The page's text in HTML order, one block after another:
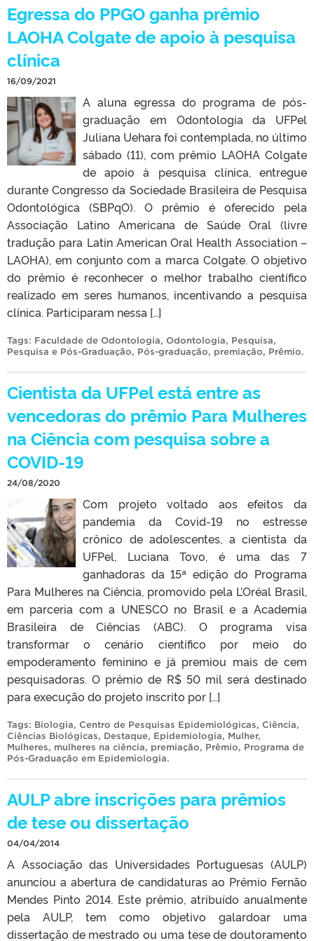
Egressa do PPGO ganha prêmio
LAOHA Colgate de apoio à pesquisa
clínica
16/09/2021
A aluna egressa do programa de pós-
graduação em Odontologia da UFPel
Juliana Uehara foi contemplada, no último
sábado (11), com prêmio LAOHA Colgate
de apoio à pesquisa clínica, entregue
durante Congresso da Sociedade Brasileira de Pesquisa
Odontológica (SBPqO). O prêmio é oferecido pela
Associação Latino Americana de Saúde Oral (livre
tradução para Latin American Oral Health Association –
LAOHA), em conjunto com a marca Colgate. O objetivo
do prêmio é reconhecer o melhor trabalho científico
realizado em seres humanos, incentivando a pesquisa
clínica. Participaram nessa […]
Tags: Faculdade de Odontologia, Odontologia, Pesquisa,
Pesquisa e Pós-Graduação, Pós-graduação, premiação, Prêmio.
Cientista da UFPel está entre as
vencedoras do prêmio Para Mulheres
na Ciência com pesquisa sobre a
COVID-19
24/08/2020
Com projeto voltado aos efeitos da
pandemia da Covid-19 no estresse
crônico de adolescentes, a cientista da
UFPel, Luciana Tovo, é uma das 7
ganhadoras da 15ª edição do Programa
Para Mulheres na Ciência, promovido pela L’Oréal Brasil,
em parceria com a UNESCO no Brasil e a Academia
Brasileira de Ciências (ABC). O programa visa
transformar o cenário científico por meio do
empoderamento feminino e já premiou mais de cem
pesquisadoras. O prêmio de R$ 50 mil será destinado
para execução do projeto inscrito por […]
Tags: Biologia, Centro de Pesquisas Epidemiológicas, Ciência,
Ciências Biológicas, Destaque, Epidemiologia, Mulher,
Mulheres, mulheres na ciência, premiação, Prêmio, Programa de
Pós-Graduação em Epidemiologia.
AULP abre inscrições para prêmios
de tese ou dissertação
04/04/2014
A Associação das Universidades Portuguesas (AULP)
anunciou a abertura de candidaturas ao Prêmio Fernão
Mendes Pinto 2014. Este prêmio, atribuído anualmente
pela AULP, tem como objetivo galardoar uma
dissertação de mestrado ou uma tese de doutoramento